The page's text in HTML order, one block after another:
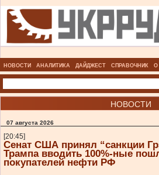
НОВОСТИ АНАЛИТИКА ДАЙДЖЕСТ СПРАВОЧНИК О
НОВОСТИ
07 августа 2026
[20:45]
Сенат США принял “санкции
Трампа вводить 100%-ные
покупателей нефти РФ